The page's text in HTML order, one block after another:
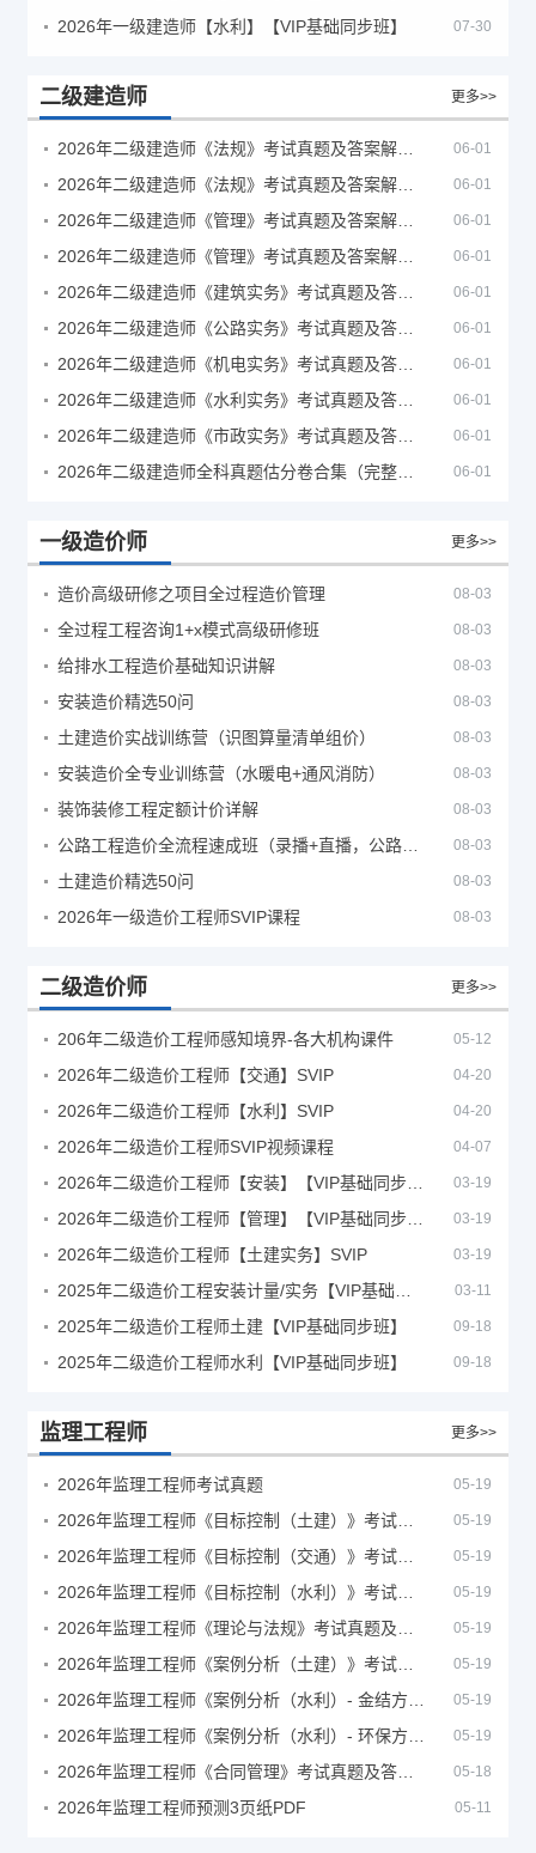
2026年一级建造师【水利】【VIP基础同步班】 07-30
二级建造师 更多>>
06-01
06-01
06-01
06-01
06-01
06-01
06-01
06-01
06-01
06-01
一级造价师 更多>>
造价高级研修之项目全过程造价管理 08-03
全过程工程咨询1+x模式高级研修班 08-03
给排水工程造价基础知识讲解 08-03
安装造价精选50问 08-03
土建造价实战训练营（识图算量清单组价） 08-03
安装造价全专业训练营（水暖电+通风消防） 08-03
装饰装修工程定额计价详解 08-03
08-03
土建造价精选50问 08-03
2026年一级造价工程师SVIP课程 08-03
二级造价师 更多>>
206年二级造价工程师感知境界-各大机构课件 05-12
2026年二级造价工程师【交通】SVIP 04-20
2026年二级造价工程师【水利】SVIP 04-20
2026年二级造价工程师SVIP视频课程 04-07
03-19
03-19
2026年二级造价工程师【土建实务】SVIP 03-19
03-11
2025年二级造价工程师土建【VIP基础同步班】 09-18
2025年二级造价工程师水利【VIP基础同步班】 09-18
监理工程师 更多>>
2026年监理工程师考试真题 05-19
05-19
05-19
05-19
05-19
05-19
05-19
05-19
05-18
2026年监理工程师预测3页纸PDF 05-11